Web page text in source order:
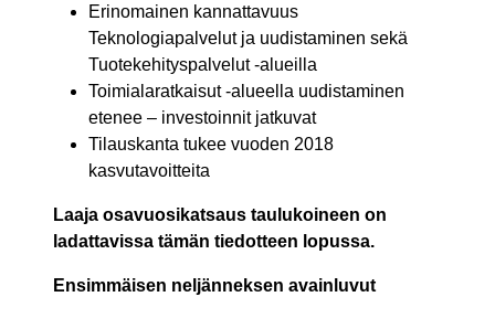
Erinomainen kannattavuus
Teknologiapalvelut ja uudistaminen sekä
Tuotekehityspalvelut -alueilla
Toimialaratkaisut -alueella uudistaminen
etenee – investoinnit jatkuvat
Tilauskanta tukee vuoden 2018
kasvutavoitteita
Laaja osavuosikatsaus taulukoineen on
ladattavissa tämän tiedotteen lopussa.
Ensimmäisen neljänneksen avainluvut